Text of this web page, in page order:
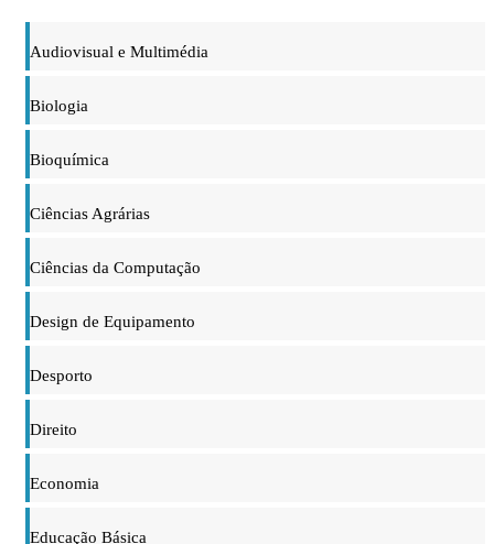
Audiovisual e Multimédia
Biologia
Bioquímica
Ciências Agrárias
Ciências da Computação
Design de Equipamento
Desporto
Direito
Economia
Educação Básica